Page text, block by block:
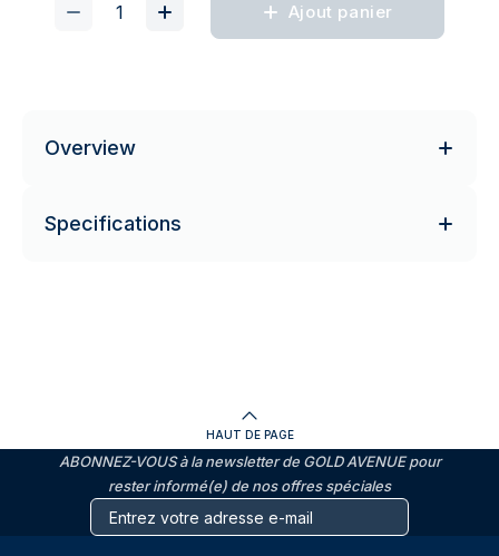
Ajout panier
Overview
Specifications
HAUT DE PAGE
ABONNEZ-VOUS à la newsletter de GOLD AVENUE pour
rester informé(e) de nos offres spéciales